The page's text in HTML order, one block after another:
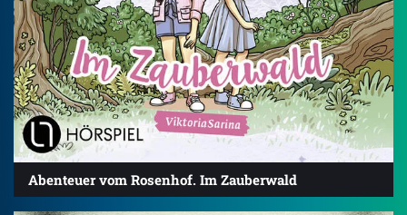
Abenteuer vom Rosenhof. Im Zauberwald